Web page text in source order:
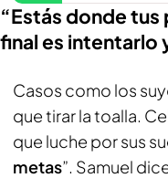
“Estás donde tus
final es intentarlo
Casos como los
que tirar la toalla.
que luche por sus
metas”. Samuel